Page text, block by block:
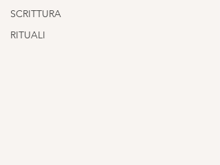
SCRITTURA
RITUALI